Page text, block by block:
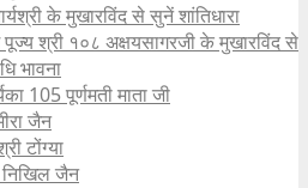
के मुखारविंद से सुनें शांतिधारा
पूज्य श्री १०८ अक्षयसागरजी के मुखारविंद से
भावना
105 पूर्णमती माता जी
जैन
टोंग्या
निखिल जैन